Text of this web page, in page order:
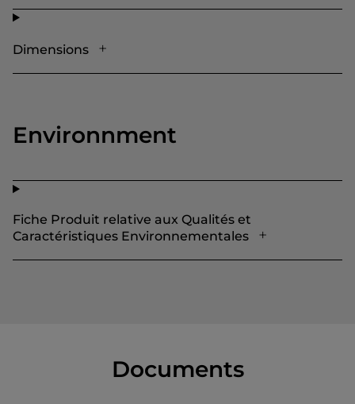
Dimensions
Environnment
Fiche Produit relative aux Qualités et
Caractéristiques Environnementales
Documents